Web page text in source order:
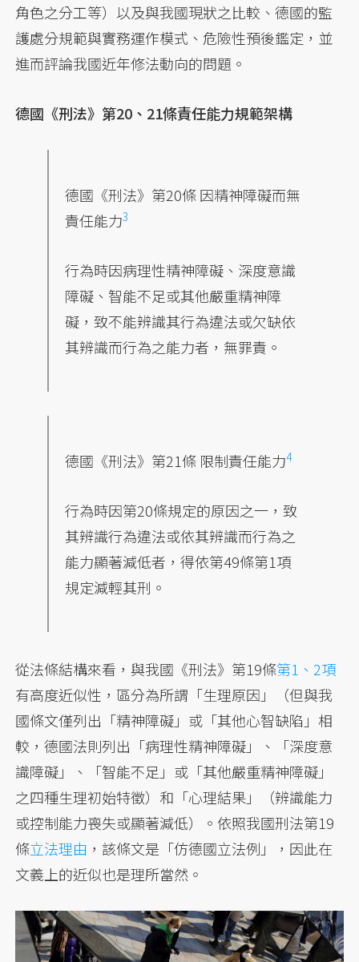
角色之分工等）以及與我國現狀之比較、德國的監
護處分規範與實務運作模式、危險性預後鑑定，並
進而評論我國近年修法動向的問題。
德國《刑法》第20、21條責任能力規範架構
德國《刑法》第20條因精神障礙而無
責任能力3
行為時因病理性精神障礙、深度意識
障礙、智能不足或其他嚴重精神障
礙，致不能辨識其行為違法或欠缺依
其辨識而行為之能力者，無罪責。
德國《刑法》第21條 限制責任能力4
行為時因第20條規定的原因之一，致
其辨識行為違法或依其辨識而行為之
能力顯著減低者，得依第49條第1項
規定減輕其刑。
從法條結構來看，與我國《刑法》第19條第1、2項
有高度近似性，區分為所謂「生理原因」（但與我
國條文僅列出「精神障礙」或「其他心智缺陷」相
較，德國法則列出「病理性精神障礙」、「深度意
識障礙」、「智能不足」或「其他嚴重精神障礙」
之四種生理初始特徵）和「心理結果」（辨識能力
或控制能力喪失或顯著減低）。依照我國刑法第19
條立法理由 ，該條文是「仿德國立法例」，因此在
文義上的近似也是理所當然。